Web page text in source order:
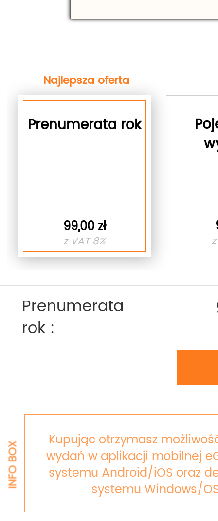
Najlepsza oferta
Prenumerata rok
99,00 zł
z VAT 8%
Prenumerata
rok :
INFO BOX
Kupując otrzymasz
wydań w aplikacji mobilnej
systemu Android/iOS oraz
systemu Windows/